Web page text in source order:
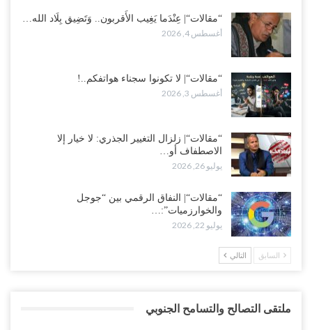
“مقالات“| عِنْدَما يَغِيب الأَقربون.. وَتَضِيق بِلَاد الله…
أغسطس 4, 2026
“مقالات“| لا تكونوا سجناء هواتفكم..!
أغسطس 3, 2026
“مقالات“| زلزال التغيير الجذري: لا خيار إلا
الاصطفاف أو…
يوليو 26, 2026
“مقالات“| النفاق الرقمي بين “جوجل
والخوارزميات”:…
يوليو 22, 2026
السابق التالي
ملتقى التصالح والتسامح الجنوبي